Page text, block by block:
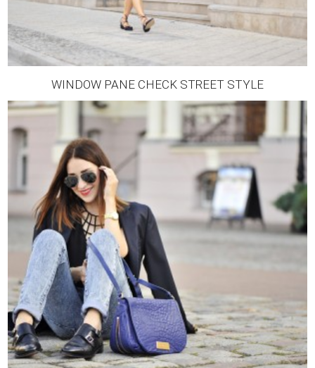
WINDOW PANE CHECK STREET STYLE